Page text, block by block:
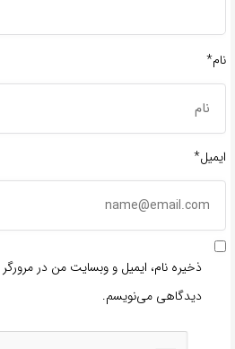
نام*
ایمیل*
ذخیره نام، ایمیل و وبسایت من در مرورگر
دیدگاهی می‌نویسم.